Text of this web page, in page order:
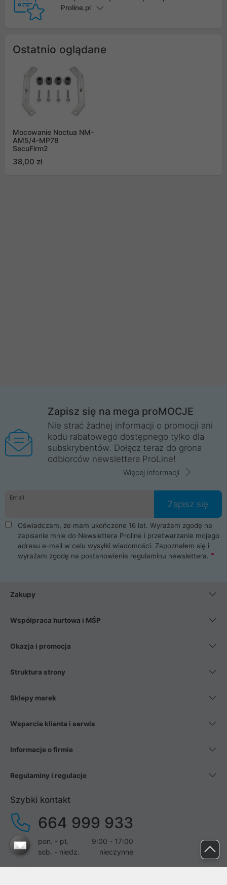
Proline.pl
Ostatnio oglądane
Mocowanie Noctua NM-
AM5/4-MP78
SecuFirm2
38,00 zł
Zapisz się na mega proMOCJE
Nie strać żadnej informacji o promocji ani
kodu rabatowego dostępnego tylko dla
subskrybentów. Dołącz teraz do grona
odbiorców newslettera ProLine!
Więcej informacji
Email
Zapisz się
Oświadczam, że mam ukończone 16 lat. Wyrażam zgodę na
zapisanie mnie do Newslettera Proline i przetwarzanie mojego
adresu e-mail w celu wysyłki wiadomości. Zapoznałem się i
wyrażam zgodę na postanowienia regulaminu newslettera.
Zakupy
Współpraca hurtowa i MŚP
Okazja i promocja
Struktura strony
Sklepy marek
Wsparcie klienta i serwis
Informacje o firmie
Regulaminy i regulacje
Szybki kontakt
664 999 933
pon. - pt.
9:00 - 17:00
sob. - niedz.
nieczynne